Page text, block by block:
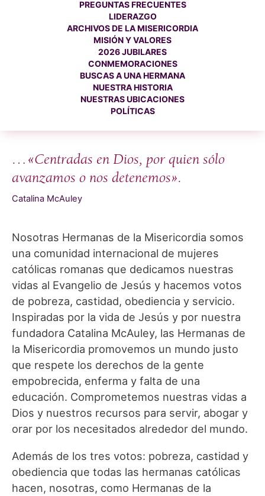
PREGUNTAS FRECUENTES
LIDERAZGO
ARCHIVOS DE LA MISERICORDIA
MISIÓN Y VALORES
2026 JUBILARES
CONMEMORACIONES
BUSCAS A UNA HERMANA
NUESTRA HISTORIA
NUESTRAS UBICACIONES
POLÍTICAS
…«Centradas en Dios, por quien sólo
avanzamos o nos detenemos».
Catalina McAuley
Nosotras Hermanas de la Misericordia somos
una comunidad internacional de mujeres
católicas romanas que dedicamos nuestras
vidas al Evangelio de Jesús y hacemos votos
de pobreza, castidad, obediencia y servicio.
Inspiradas por la vida de Jesús y por nuestra
fundadora Catalina McAuley, las Hermanas de
la Misericordia promovemos un mundo justo
que respete los derechos de la gente
empobrecida, enferma y falta de una
educación. Comprometemos nuestras vidas a
Dios y nuestros recursos para servir, abogar y
orar por los necesitados alrededor del mundo.
Además de los tres votos: pobreza, castidad y
obediencia que todas las hermanas católicas
hacen, nosotras, como Hermanas de la